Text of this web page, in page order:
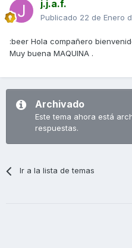
j.j.a.f.
Publicado 22 de Enero
:beer Hola compañero
Muy buena MAQUINA .
Archivado
Este tema ahora está
respuestas.
Ir a la lista de temas